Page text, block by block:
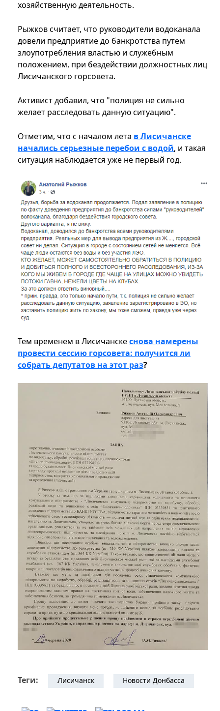
хозяйственную деятельность.
Рыжков считает, что руководители водоканала
довели предприятие до банкротства путем
злоупотребления властью и служебным
положением, при бездействии должностных лиц
Лисичанского горсовета.
Активист добавил, что "полиция не сильно
желает расследовать данную ситуацию".
Отметим, что с началом лета в Лисичанске
начались серьезные перебои с водой, и такая
ситуация наблюдается уже не первый год.
Тем временем в Лисичанскеснова намерены
провести сессию горсовета: получится ли
собрать депутатов на этот раз?
Теги: Лисичанск Новости Донбасса